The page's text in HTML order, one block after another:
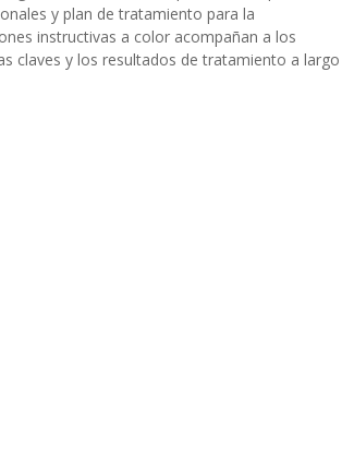
y plan de tratamiento para la
instructivas a color acompañan a los
claves y los resultados de tratamiento a largo